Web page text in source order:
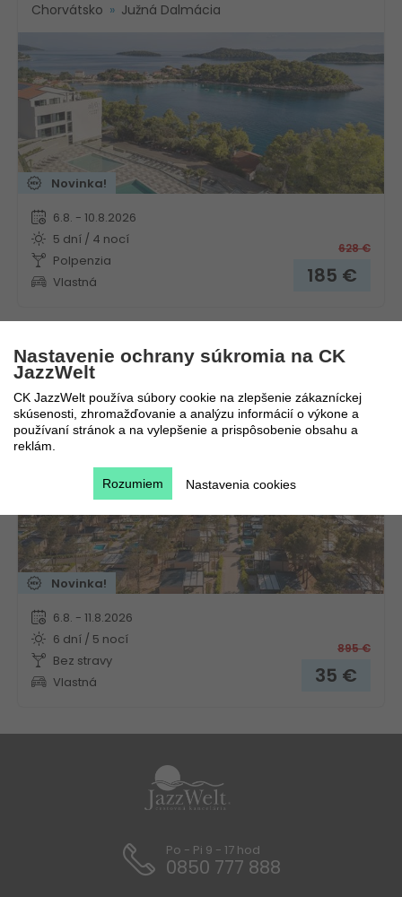
Chorvátsko Južná Dalmácia
Novinka!
6.8. - 10.8.2026
5 dní / 4 nocí
Polpenzia
Vlastná
628€
185 €
Chorvátsko Kvarner
Novinka!
6.8. - 11.8.2026
6 dní / 5 nocí
Bez stravy
Vlastná
895€
35 €
Po - Pi 9 - 17 hod
0850 777 888
Nastavenie ochrany súkromia na CK
JazzWelt
CK JazzWelt používa súbory cookie na zlepšenie zákazníckej
skúsenosti, zhromažďovanie a analýzu informácií o výkone a
používaní stránok a na vylepšenie a prispôsobenie obsahu a
reklám.
Nastavenia cookies
Rozumiem